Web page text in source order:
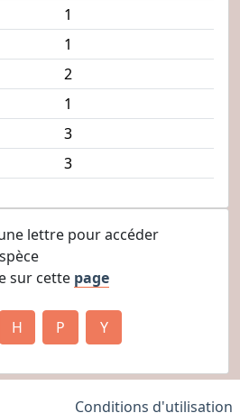
1
1
2
1
3
3
lettre pour accéder
sur cette page
H P Y
Conditions d'utilisation